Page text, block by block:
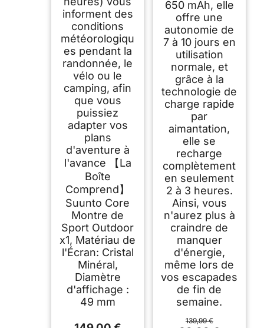
informent des
conditions
météorologiqu
es pendant la
randonnée, le
vélo ou le
camping, afin
que vous
puissiez
adapter vos
plans
d'aventure à
l'avance 【La
Boîte
Comprend】
Suunto Core
Montre de
Sport Outdoor
x1, Matériau de
l'Écran: Cristal
Minéral,
Diamètre
d'affichage :
49 mm
650 mAh, elle
offre une
autonomie de
7 à 10 jours en
utilisation
normale, et
grâce à la
technologie de
charge rapide
par
aimantation,
elle se
recharge
complètement
en seulement
2 à 3 heures.
Ainsi, vous
n'aurez plus à
craindre de
manquer
d'énergie,
même lors de
vos escapades
de fin de
semaine.
139,99 €